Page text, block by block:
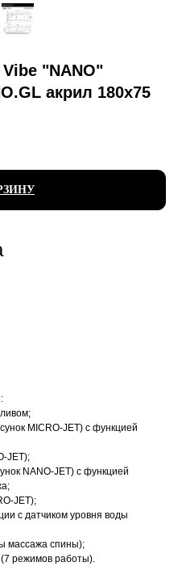
Vibe "NANO"
акрил 180х75
MICRO-JET) с функцией
JET);
NANO-JET) с функцией
JET);
с датчиком уровня воды
массажа спины);
режимов работы).